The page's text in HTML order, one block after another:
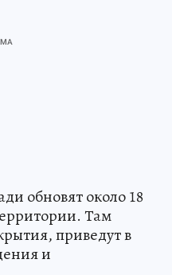
обновят около 18
Там
приведут в
и